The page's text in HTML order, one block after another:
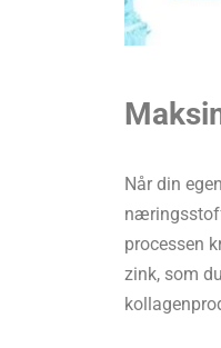
Når din
processen
zink, som